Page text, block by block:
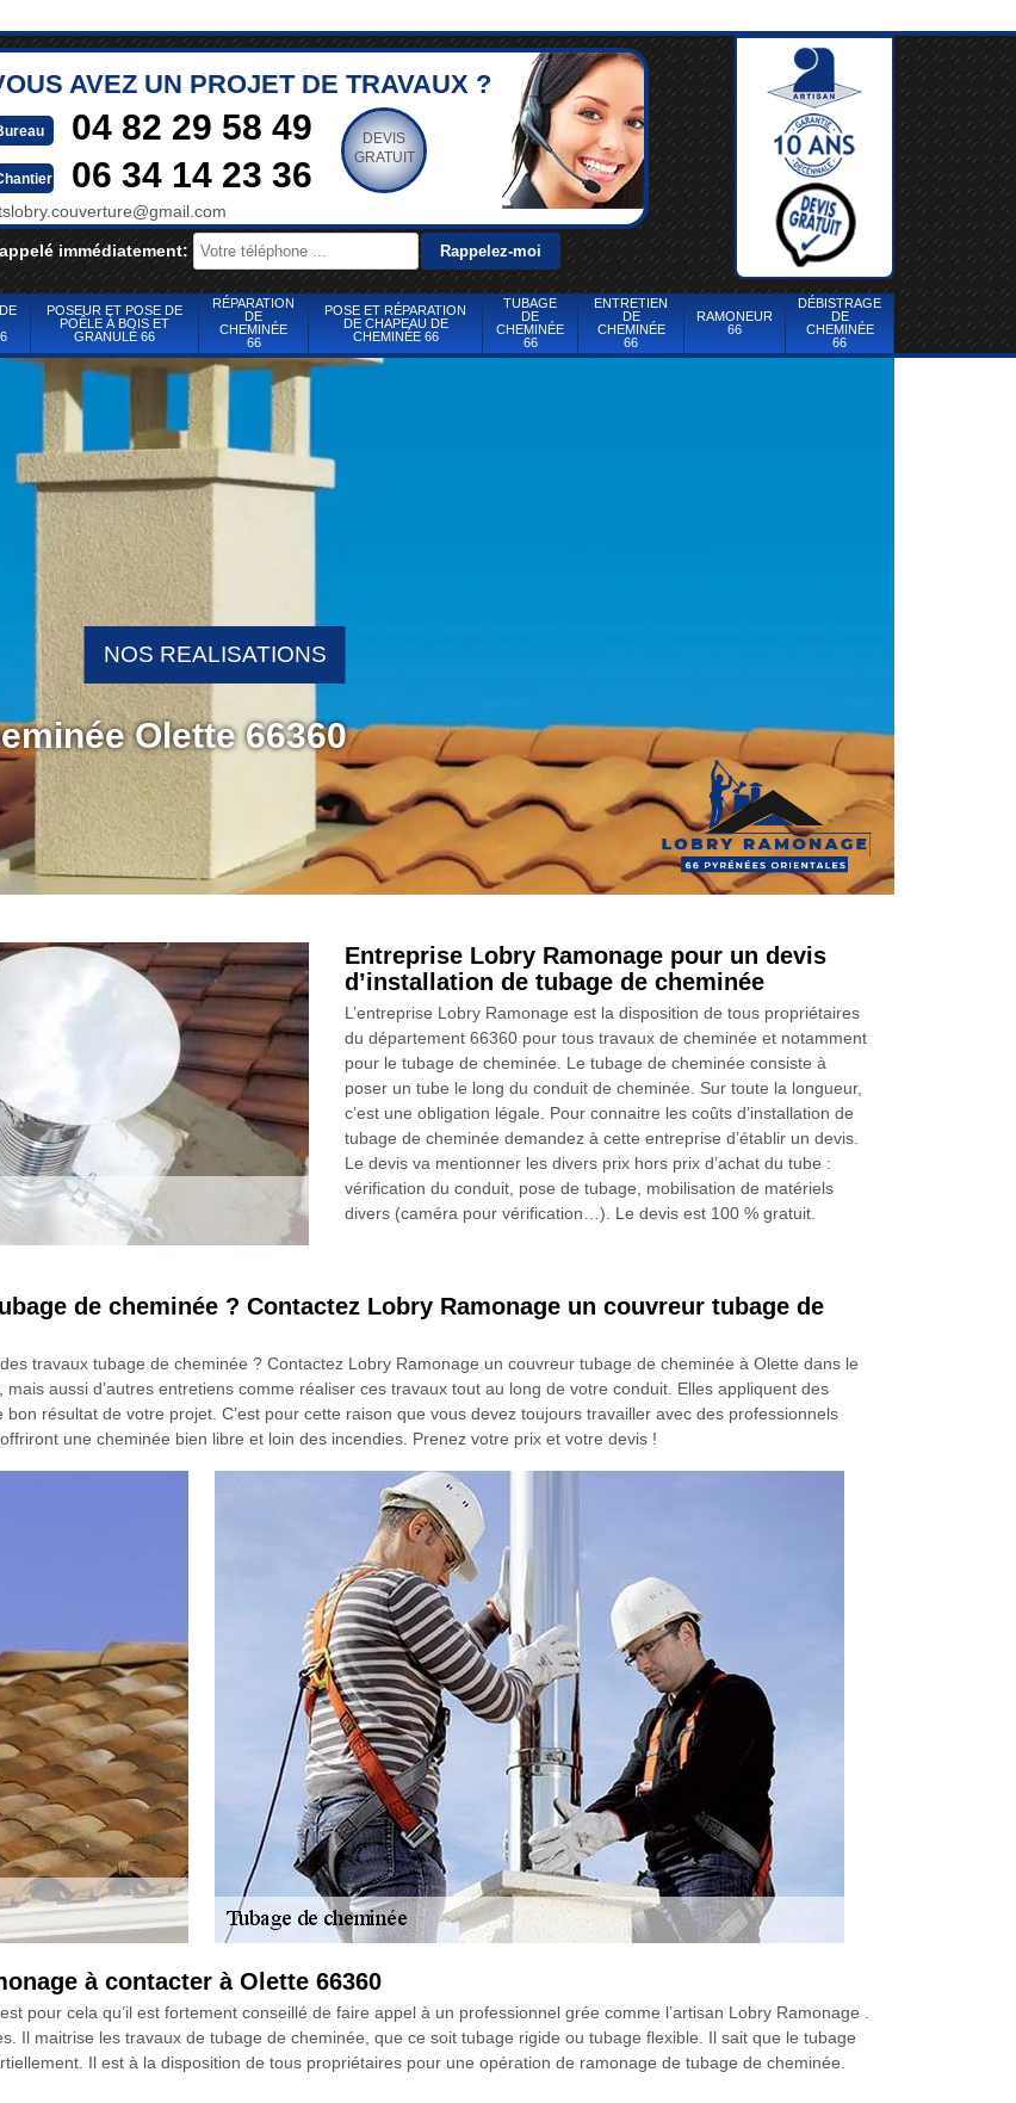
AVEZ UN PROJET DE TRAVAUX ?
04 82 29 58 49
06 34 14 23 36
DEVIS
GRATUIT
immédiatement:
POSEUR ET POSE DE
POÊLE À BOIS ET
GRANULÉ 66
RÉPARATION
DE
CHEMINÉE
66
POSE ET RÉPARATION
DE CHAPEAU DE
CHEMINÉE 66
TUBAGE
DE
CHEMINÉE
66
ENTRETIEN
DE
CHEMINÉE
66
RAMONEUR
66
DÉBISTRAGE
DE
CHEMINÉE
66
Olette 66360
NOS REALISATIONS
Entreprise Lobry Ramonage pour un devis
d’installation de tubage de cheminée
L’entreprise Lobry Ramonage est la disposition de tous propriétaires
du département 66360 pour tous travaux de cheminée et notamment
pour le tubage de cheminée. Le tubage de cheminée consiste à
poser un tube le long du conduit de cheminée. Sur toute la longueur,
c’est une obligation légale. Pour connaitre les coûts d’installation de
tubage de cheminée demandez à cette entreprise d’établir un devis.
Le devis va mentionner les divers prix hors prix d’achat du tube :
vérification du conduit, pose de tubage, mobilisation de matériels
divers (caméra pour vérification…). Le devis est 100 % gratuit.
de cheminée ? Contactez Lobry Ramonage un couvreur tubage de
travaux tubage de cheminée ? Contactez Lobry Ramonage un couvreur tubage de cheminée à Olette dans le
aussi d’autres entretiens comme réaliser ces travaux tout au long de votre conduit. Elles appliquent des
résultat de votre projet. C’est pour cette raison que vous devez toujours travailler avec des professionnels
une cheminée bien libre et loin des incendies. Prenez votre prix et votre devis !
à contacter à Olette 66360
pour cela qu’il est fortement conseillé de faire appel à un professionnel grée comme l’artisan Lobry Ramonage .
Il maitrise les travaux de tubage de cheminée, que ce soit tubage rigide ou tubage flexible. Il sait que le tubage
Il est à la disposition de tous propriétaires pour une opération de ramonage de tubage de cheminée.